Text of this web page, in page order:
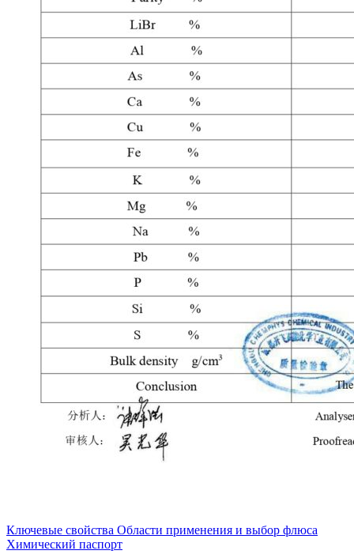
Ключевые свойства Области применения и выбор флюса
Химический паспорт